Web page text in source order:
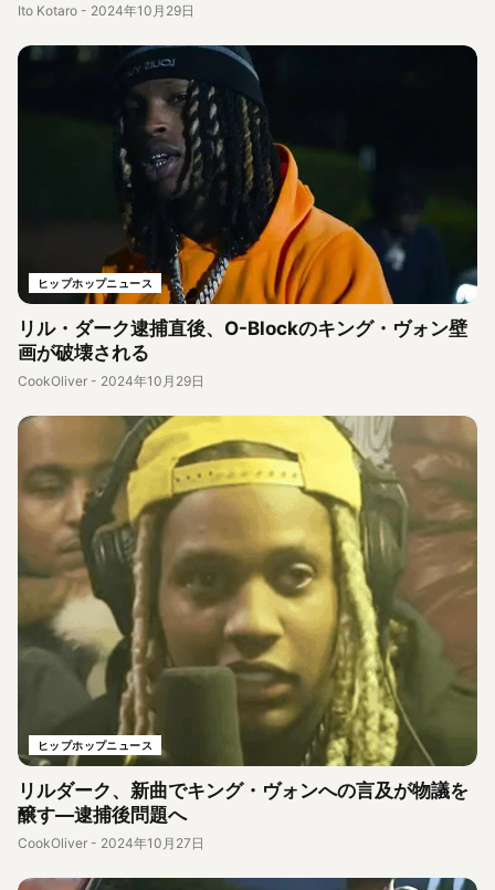
Ito Kotaro - 2024年10月29日
ヒップホップニュース
リル・ダーク逮捕直後、O-Blockのキング・ヴォン壁
画が破壊される
CookOliver - 2024年10月29日
ヒップホップニュース
リルダーク、新曲でキング・ヴォンへの言及が物議を
醸す—逮捕後問題へ
CookOliver - 2024年10月27日